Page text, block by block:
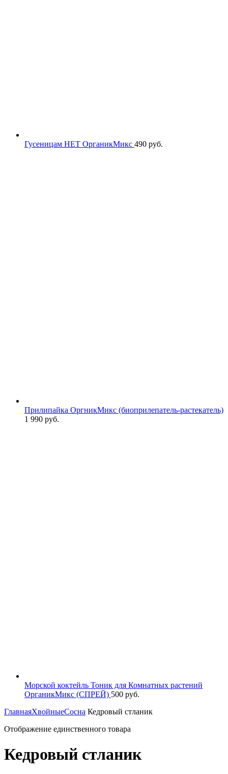
Гусеницам НЕТ ОрганикМикс 490 руб.
Прилипайка ОргникМикс (биоприлепатель-растекатель)
1 990 руб.
Морской коктейль Тоник для Комнатных растений
ОрганикМикс (СПРЕЙ) 500 руб.
ГлавнаяХвойныеСосна Кедровый стланик
Отображение единственного товара
Кедровый стланик